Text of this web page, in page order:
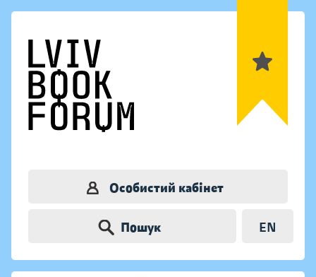
Особистий кабінет
Пошук EN